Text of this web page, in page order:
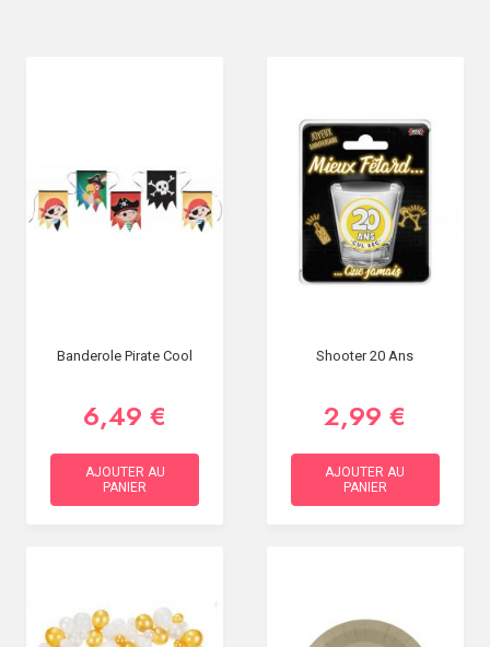
Banderole Pirate Cool
6,49 €
AJOUTER AU
PANIER
Shooter 20 Ans
2,99 €
AJOUTER AU
PANIER